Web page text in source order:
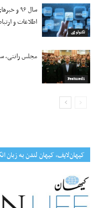
تکنولوژی
سال ۹۶
اطلاعات و
Featured1
مجلس رانتی،
کیهان‌لایف، کیهان لندن به زبان